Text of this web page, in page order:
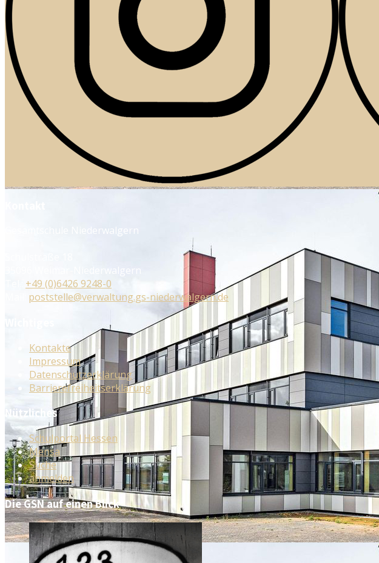
Gesamtschule Niederwalgern
35096 Weimar-Niederwalgern
+49 (0)6426 9248-0
poststelle@verwaltung.gs-niederwalgern.de
Kontakte
Impressum
Datenschutzerklärung
Barrierefreiheitserklärung
Nützliches
Schulportal Hessen
Mensa
Suche
anmelden
Die GSN auf einen Blick